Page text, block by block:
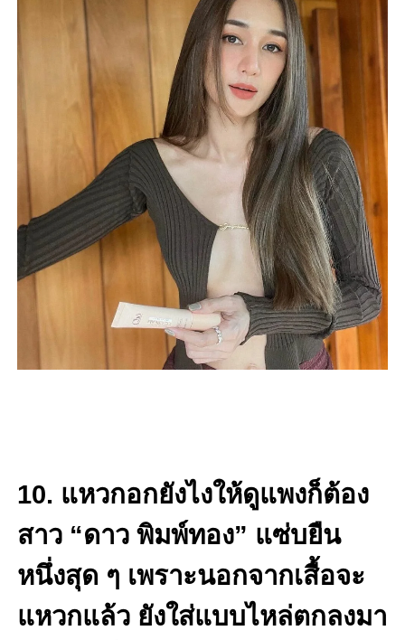
10. แหวกอกยังไงให้ดูแพงก็ต้อง
สาว “ดาว พิมพ์ทอง” แซ่บยืน
หนึ่งสุด ๆ เพราะนอกจากเสื้อจะ
แหวกแล้ว ยังใส่แบบไหล่ตกลงมา